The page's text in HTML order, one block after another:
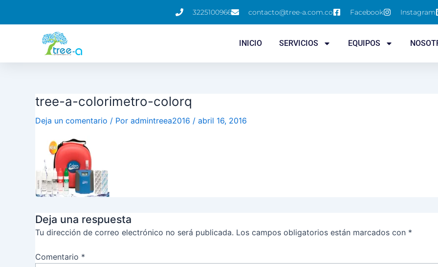
3225100966 contacto@tree-a.com.co Facebook Instagram
INICIO SERVICIOS EQUIPOS
tree-a-colorimetro-colorq
Deja un comentario / Por admintreea2016 / abril 16, 2016
Deja una respuesta
Tu dirección de correo electrónico no será publicada. Los campos obligatorios están marcados con *
Comentario *